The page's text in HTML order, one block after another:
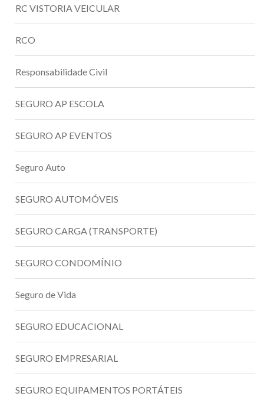
RC VISTORIA VEICULAR
RCO
Responsabilidade Civil
SEGURO AP ESCOLA
SEGURO AP EVENTOS
Seguro Auto
SEGURO AUTOMÓVEIS
SEGURO CARGA (TRANSPORTE)
SEGURO CONDOMÍNIO
Seguro de Vida
SEGURO EDUCACIONAL
SEGURO EMPRESARIAL
SEGURO EQUIPAMENTOS PORTÁTEIS